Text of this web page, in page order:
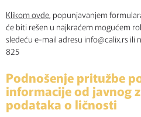
Klikom ovde, popunjavanjem
će biti rešen u najkraćem mogućem
sledeću e-mail adresu info@calix.rs
825
Podnošenje pritužbe
informacije od javnog
podataka o ličnosti